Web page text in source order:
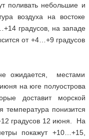
поливать небольшие и
воздуха на востоке
градусов, на западе
от +4…+9 градусов
ожидается, местами
на юге полуострова
доставит морской
понизится
градусов 12 июня. На
покажут +10…+15,